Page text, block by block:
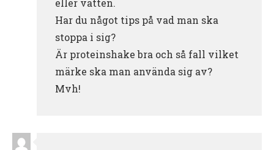
eller vatten.
Har du något tips på vad man ska
stoppa i sig?
Är proteinshake bra och så fall vilket
märke ska man använda sig av?
Mvh!